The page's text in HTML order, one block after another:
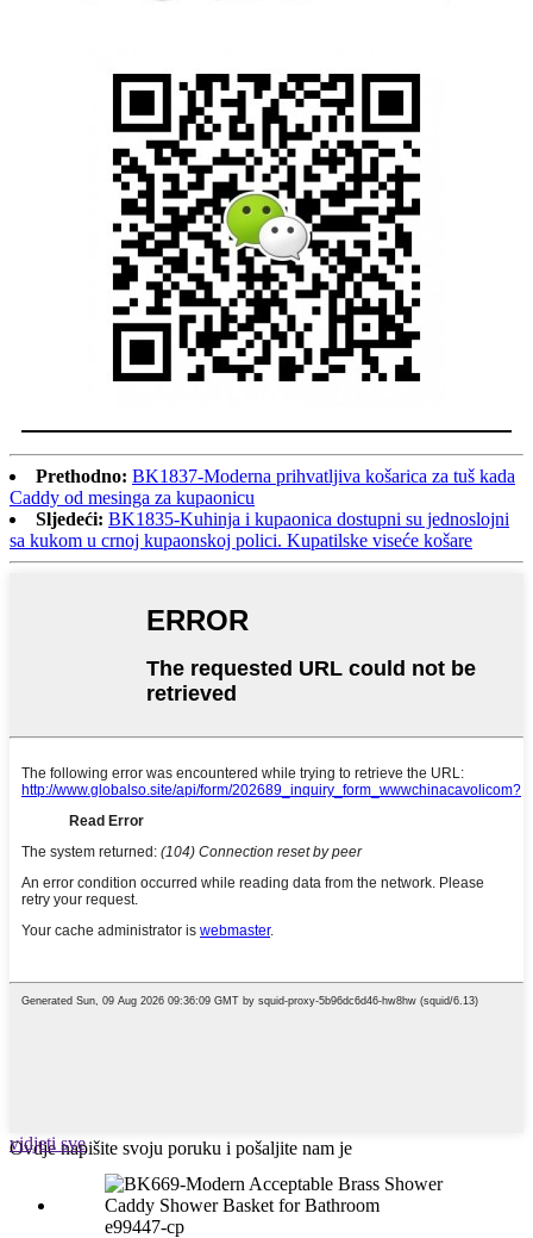
Prethodno: BK1837-Moderna prihvatljiva košarica za tuš kada
Caddy od mesinga za kupaonicu
Sljedeći: BK1835-Kuhinja i kupaonica dostupni su jednoslojni
sa kukom u crnoj kupaonskoj polici. Kupatilske viseće košare
Ovdje napišite svoju poruku i pošaljite nam je
vidjeti sve
e99447-cp